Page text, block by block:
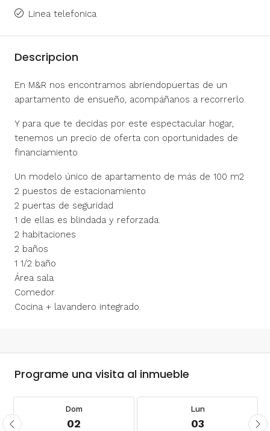
Linea telefonica
Descripcion
En M&R nos encontramos abriendopuertas de un
apartamento de ensueño, acompáñanos a recorrerlo.
Y para que te decidas por este espectacular hogar,
tenemos un precio de oferta con oportunidades de
financiamiento
Un modelo único de apartamento de más de 100 m2
2 puestos de estacionamiento
2 puertas de seguridad
1 de ellas es blindada y reforzada.
2 habitaciones
2 baños
1 1/2 baño
Área sala
Comedor
Cocina + lavandero integrado.
Programe una visita al inmueble
Dom
02
Lun
03